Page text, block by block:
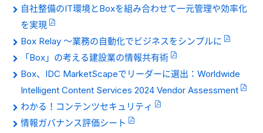
自社整備のIT環境とBoxを組み合わせて一元管理や効率化
を実現
Box Relay 〜業務の自動化でビジネスをシンプルに
「Box」の考える建設業の情報共有術
Box、IDC MarketScapeでリーダーに選出：Worldwide
Intelligent Content Services 2024 Vendor Assessment
わかる！コンテンツセキュリティ
情報ガバナンス評価シート